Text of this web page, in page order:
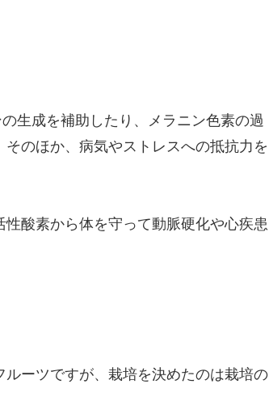
生成を補助したり、メラニン色素の過
のほか、病気やストレスへの抵抗力を
酸素から体を守って動脈硬化や心疾患
ーツですが、栽培を決めたのは栽培の